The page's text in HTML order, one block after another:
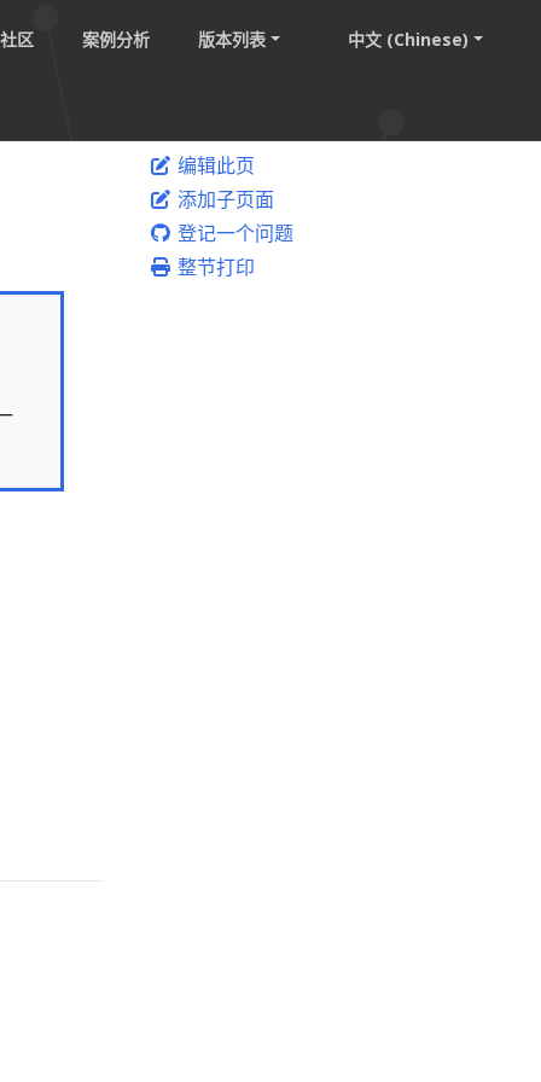
社区 案例分析 版本列表 中文 (Chinese)
编辑此页
添加子页面
登记一个问题
整节打印